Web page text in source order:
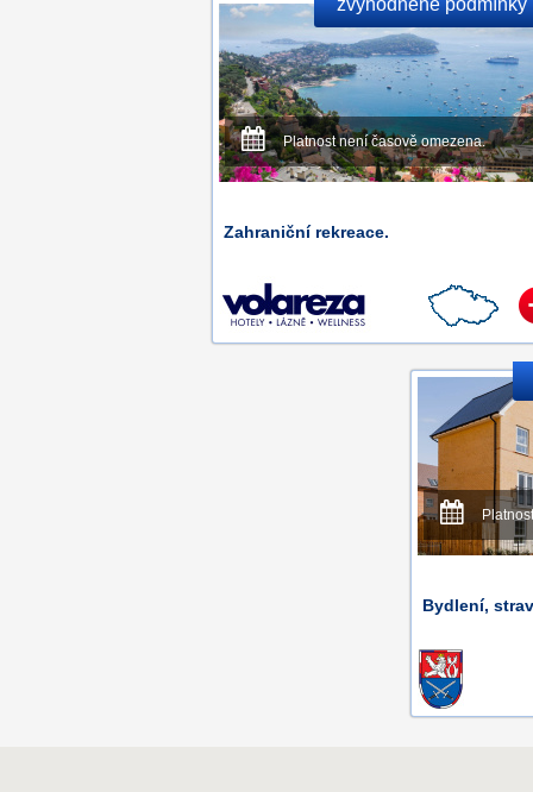
zvýhodněné podmínky
Platnost není časově omezena.
Zahraniční rekreace.
Bydlení,